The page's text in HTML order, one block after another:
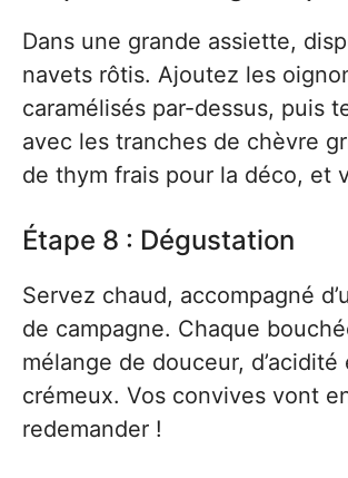
Dans une grande assiette,
navets rôtis. Ajoutez les
caramélisés par-dessus, puis
avec les tranches de chèvre
de thym frais pour la déco, et
Étape 8 : Dégustation
Servez chaud, accompagné
de campagne. Chaque
mélange de douceur, d’acidité
crémeux. Vos convives vont
redemander !